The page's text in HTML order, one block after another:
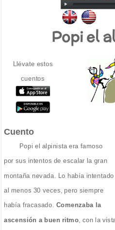
Popi el
Llévate estos
cuentos
Cuento
Popi el alpinista era famoso
por sus intentos de escalar la gran
montaña nevada. Lo había intentado
al menos 30 veces, pero siempre
había fracasado. Comenzaba la
ascensión a buen ritmo , con la